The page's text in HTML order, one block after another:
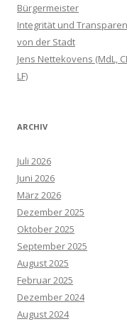
Bürgermeister
Integrität und
von der Stadt
Jens Nettekovens (MdL,
LF)
ARCHIV
Juli 2026
Juni 2026
März 2026
Dezember 2025
Oktober 2025
September 2025
August 2025
Februar 2025
Dezember 2024
August 2024